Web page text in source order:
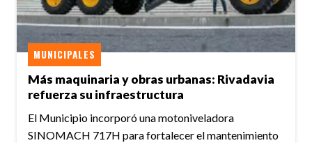
Más maquinaria y obras urbanas: Rivadavia
refuerza su infraestructura
MUNICIPALES
El Municipio incorporó una motoniveladora
SINOMACH 717H para fortalecer el mantenimiento